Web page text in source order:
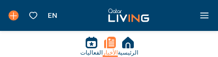
الرئيسية الأخبار الفعاليات